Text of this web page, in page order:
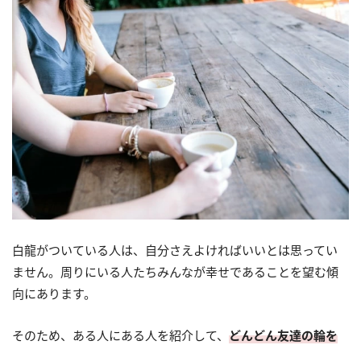
白龍がついている人は、自分さえよければいいとは思ってい
ません。周りにいる人たちみんなが幸せであることを望む傾
向にあります。
そのため、ある人にある人を紹介して、 どんどん友達の輪を